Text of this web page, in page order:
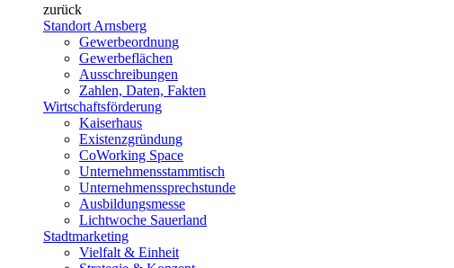
zurück
Standort Arnsberg
Gewerbeordnung
Gewerbeflächen
Ausschreibungen
Zahlen, Daten, Fakten
Wirtschaftsförderung
Kaiserhaus
Existenzgründung
CoWorking Space
Unternehmensstammtisch
Unternehmenssprechstunde
Ausbildungsmesse
Lichtwoche Sauerland
Stadtmarketing
Vielfalt & Einheit